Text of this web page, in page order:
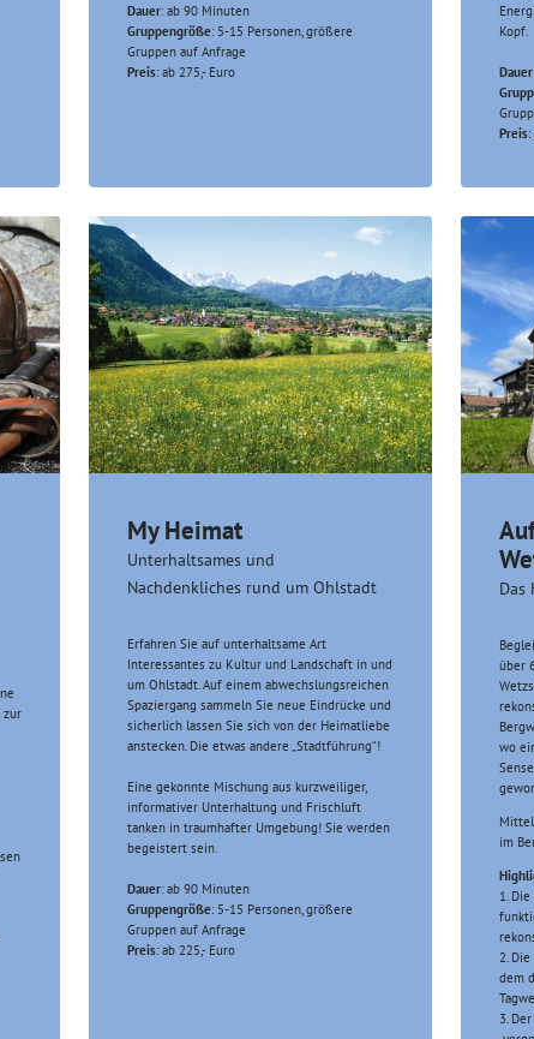
Dauer: ab 90 Minuten
Gruppengröße: 5-15 Personen, größere
Gruppen auf Anfrage
Preis: ab 275,- Euro
Kopf.
Dauer
Preis:
zur
My Heimat
Unterhaltsames und
Nachdenkliches rund um Ohlstadt
Erfahren Sie auf unterhaltsame Art
Interessantes zu Kultur und Landschaft in und
um Ohlstadt. Auf einem abwechslungsreichen
Spaziergang sammeln Sie neue Eindrücke und
sicherlich lassen Sie sich von der Heimatliebe
anstecken. Die etwas andere „Stadtführung“!
Eine gekonnte Mischung aus kurzweiliger,
informativer Unterhaltung und Frischluft
tanken in traumhafter Umgebung! Sie werden
begeistert sein.
Dauer: ab 90 Minuten
Gruppengröße: 5-15 Personen, größere
Gruppen auf Anfrage
Preis: ab 225,- Euro
über
wo
im
1.
2.
dem
3.